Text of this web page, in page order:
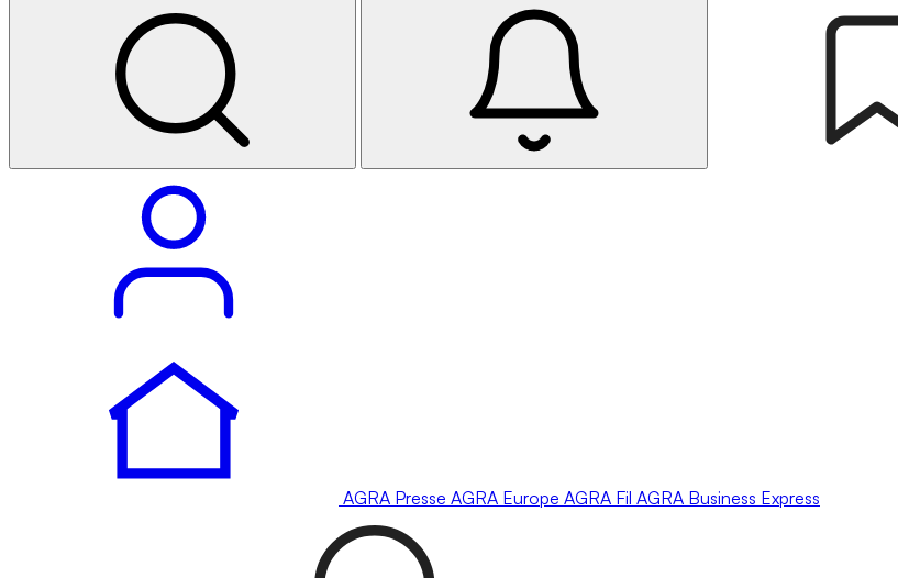
AGRA Presse AGRA Europe AGRA Fil AGRA Business Express